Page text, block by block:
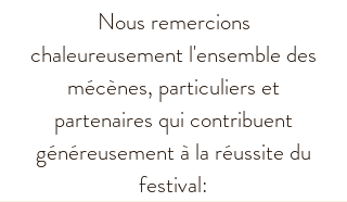
Nous remercions
chaleureusement l'ensemble des
mécènes, particuliers et
partenaires qui contribuent
généreusement à la réussite du
festival: